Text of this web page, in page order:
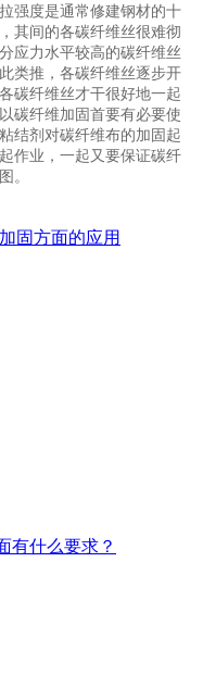
强度是通常修建钢材的十
其间的各碳纤维丝很难彻
应力水平较高的碳纤维丝
类推，各碳纤维丝逐步开
碳纤维丝才干很好地一起
碳纤维加固首要有必要使
结剂对碳纤维布的加固起
作业，一起又要保证碳纤
。
固方面的应用
有什么要求？